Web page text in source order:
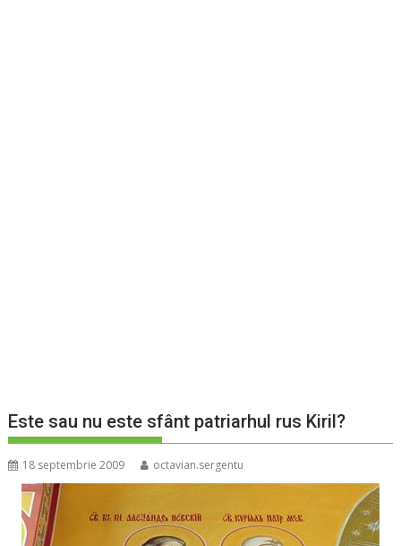
Este sau nu este sfânt patriarhul rus Kiril?
18 septembrie 2009 octavian.sergentu